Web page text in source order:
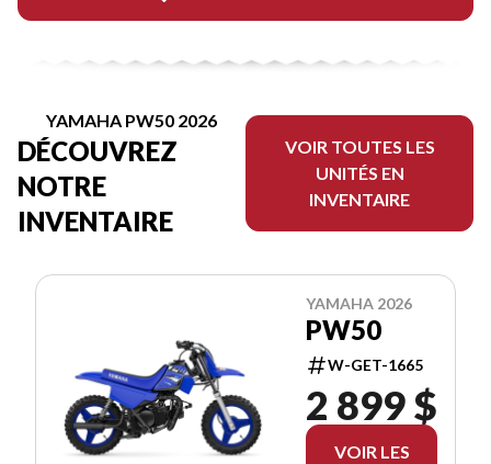
YAMAHA PW50 2026
DÉCOUVREZ
NOTRE
INVENTAIRE
VOIR TOUTES LES
UNITÉS EN
INVENTAIRE
YAMAHA 2026
PW50
W-GET-1665
2 899 $
VOIR LES